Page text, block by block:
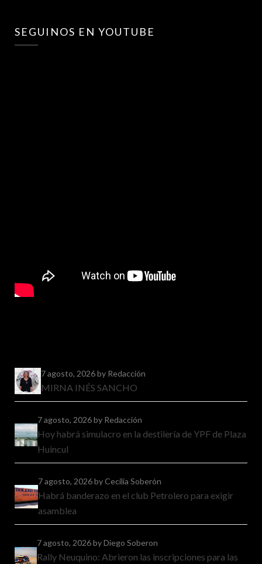
SEGUINOS EN YOUTUBE
7 agosto, 2026by Redacción
MIRNA INÉS SANCHO
7 agosto, 2026by Redacción
Hoy habrá simulacro en la destilería de YPF de Plaza
Huincul
7 agosto, 2026by Cecilia Soberón
Habrá banderazo en el club Petrolero para exigir
asamblea
7 agosto, 2026by Diego Soberon
Rally Neuquino: Abrieron las inscripciones para las